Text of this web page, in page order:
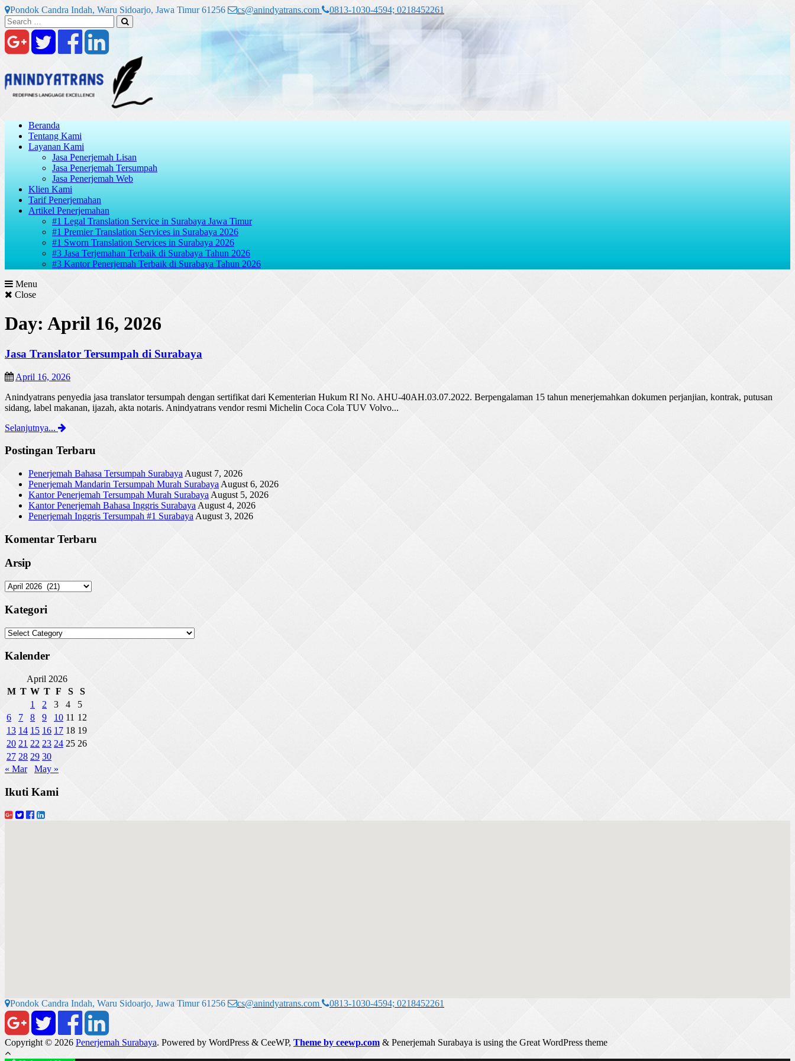
Skip
to
content
Pondok Candra Indah, Waru Sidoarjo, Jawa Timur 61256 cs@anindyatrans.com
0813-1030-4594; 0218452261
Search
for:
Beranda
Tentang Kami
Layanan Kami
Jasa Penerjemah Lisan
Jasa Penerjemah Tersumpah
Jasa Penerjemah Web
Klien Kami
Tarif Penerjemahan
Artikel Penerjemahan
#1 Legal Translation Service in Surabaya Jawa Timur
#1 Premier Translation Services in Surabaya 2026
#1 Sworn Translation Services in Surabaya 2026
#3 Jasa Terjemahan Terbaik di Surabaya Tahun 2026
#3 Kantor Penerjemah Terbaik di Surabaya Tahun 2026
Menu
Close
Day: April 16, 2026
Jasa Translator Tersumpah di Surabaya
April 16, 2026
Anindyatrans penyedia jasa translator tersumpah dengan sertifikat dari Kementerian Hukum RI No. AHU-40AH.03.07.2022. Berpengalaman 15 tahun menerjemahkan dokumen perjanjian, kontrak, putusan
sidang, label makanan, ijazah, akta notaris. Anindyatrans vendor resmi Michelin Coca Cola TUV Volvo...
Selanjutnya...
Postingan Terbaru
Penerjemah Bahasa Tersumpah Surabaya August 7, 2026
Penerjemah Mandarin Tersumpah Murah Surabaya August 6, 2026
Kantor Penerjemah Tersumpah Murah Surabaya August 5, 2026
Kantor Penerjemah Bahasa Inggris Surabaya August 4, 2026
Penerjemah Inggris Tersumpah #1 Surabaya August 3, 2026
Komentar Terbaru
Arsip
Arsip
Kategori
Kategori
Kalender
April 2026
M T W T F S
S
1
2 3 4
5
6
7 8 9 10 11 12
13 14 15 16 17 18 19
20 21 22 23 24 25 26
27 28 29 30
« Mar
May »
Ikuti Kami
Pondok Candra Indah, Waru Sidoarjo, Jawa Timur 61256 cs@anindyatrans.com 0813-1030-4594; 0218452261
Copyright © 2026 Penerjemah Surabaya. Powered by WordPress & CeeWP, Theme by ceewp.com & Penerjemah Surabaya is using the Great WordPress theme